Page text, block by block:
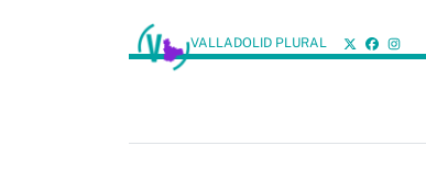
VALLADOLID PLURAL